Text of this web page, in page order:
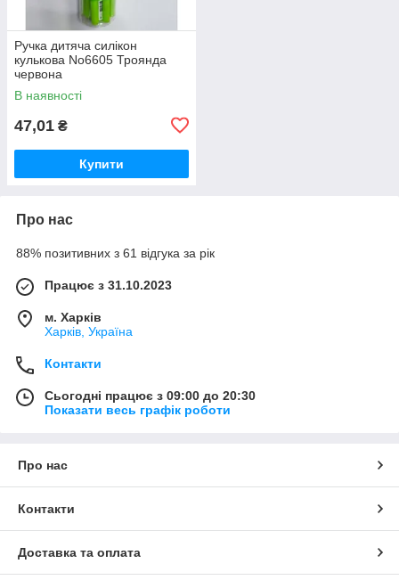
Ручка дитяча силікон
кулькова No6605 Троянда
червона
В наявності
47,01 ₴
Купити
Про нас
88% позитивних з 61 відгука за рік
Працює з 31.10.2023
м. Харків
Харків, Україна
Контакти
Сьогодні працює з 09:00 до 20:30
Показати весь графік роботи
Про нас
Контакти
Доставка та оплата